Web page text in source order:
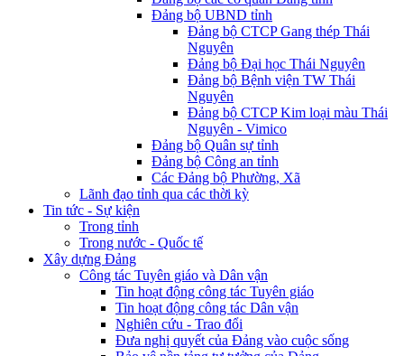
Đảng bộ UBND tỉnh
Đảng bộ CTCP Gang thép Thái
Nguyên
Đảng bộ Đại học Thái Nguyên
Đảng bộ Bệnh viện TW Thái
Nguyên
Đảng bộ CTCP Kim loại màu Thái
Nguyên - Vimico
Đảng bộ Quân sự tỉnh
Đảng bộ Công an tỉnh
Các Đảng bộ Phường, Xã
Lãnh đạo tỉnh qua các thời kỳ
Tin tức - Sự kiện
Trong tỉnh
Trong nước - Quốc tế
Xây dựng Đảng
Công tác Tuyên giáo và Dân vận
Tin hoạt động công tác Tuyên giáo
Tin hoạt động công tác Dân vận
Nghiên cứu - Trao đổi
Đưa nghị quyết của Đảng vào cuộc sống